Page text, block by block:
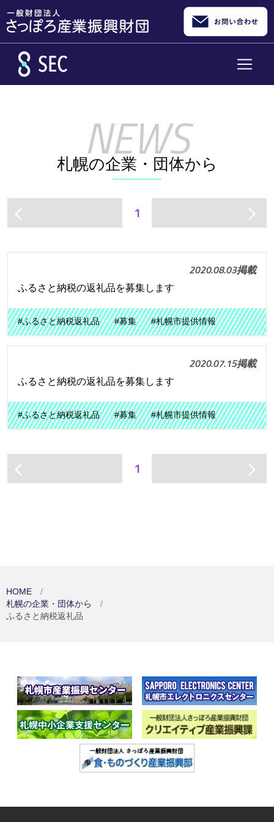
札幌の企業・団体から
arrow_back_ios 1 arrow_forward_ios
2020.08.03掲載
ふるさと納税の返礼品を募集します
#ふるさと納税返礼品 #募集 #札幌市提供情報
2020.07.15掲載
ふるさと納税の返礼品を募集します
#ふるさと納税返礼品 #募集 #札幌市提供情報
arrow_back_ios 1 arrow_forward_ios
HOME
札幌の企業・団体から
ふるさと納税返礼品